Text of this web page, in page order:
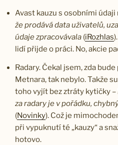
Avast kauzu s osobními údaji
že prodává data uživatelů,
údaje zpracovávala (iRozhlas
lidí přijde o práci. No, akcie
Radary. Čekal jsem, zda
Metnara, tak nebylo. Takže
toho vyjít bez ztráty kytičky –
za radary je v pořádku,
(Novinky). Což je
při vypuknutí té „kauzy“ a
hotovo.